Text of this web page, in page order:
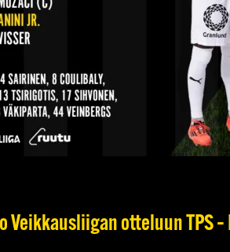
Veikkausliigan otteluun TPS